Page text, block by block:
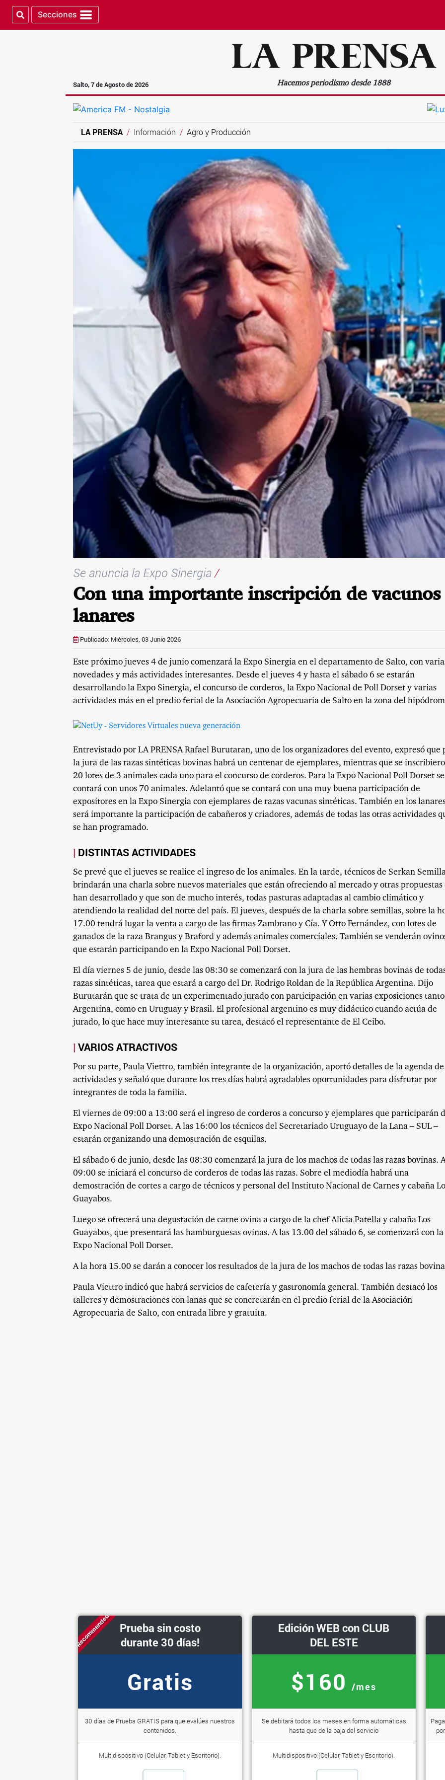
Secciones
Salto, 7 de Agosto de 2026 Hacemos periodismo desde 1888
LA PRENSA Información Agro y Producción
Se anuncia la Expo Sinergia/
Con una importante inscripción de vacunos
lanares
Publicado: Miércoles, 03 Junio 2026
Este próximo jueves 4 de junio comenzará la Expo Sinergia en el departamento de Salto, con
novedades y más actividades interesantes. Desde el jueves 4 y hasta el sábado 6 se estarán
desarrollando la Expo Sinergia, el concurso de corderos, la Expo Nacional de Poll Dorset y varias
actividades más en el predio ferial de la Asociación Agropecuaria de Salto en la zona del
Entrevistado por LA PRENSA Rafael Burutaran, uno de los organizadores del evento, expresó que
la jura de las razas sintéticas bovinas habrá un centenar de ejemplares, mientras que se
20 lotes de 3 animales cada uno para el concurso de corderos. Para la Expo Nacional Poll Dorset se
contará con unos 70 animales. Adelantó que se contará con una muy buena participación de
expositores en la Expo Sinergia con ejemplares de razas vacunas sintéticas. También en los
será importante la participación de cabañeros y criadores, además de todas las otras actividades
se han programado.
DISTINTAS ACTIVIDADES
Se prevé que el jueves se realice el ingreso de los animales. En la tarde, técnicos de Serkan
brindarán una charla sobre nuevos materiales que están ofreciendo al mercado y otras propuestas
han desarrollado y que son de mucho interés, todas pasturas adaptadas al cambio climático y
atendiendo la realidad del norte del país. El jueves, después de la charla sobre semillas, sobre la
17.00 tendrá lugar la venta a cargo de las firmas Zambrano y Cía. Y Otto Fernández, con lotes de
ganados de la raza Brangus y Braford y además animales comerciales. También se venderán
que estarán participando en la Expo Nacional Poll Dorset.
El día viernes 5 de junio, desde las 08:30 se comenzará con la jura de las hembras bovinas de
razas sintéticas, tarea que estará a cargo del Dr. Rodrigo Roldan de la República Argentina. Dijo
Burutarán que se trata de un experimentado jurado con participación en varias exposiciones
Argentina, como en Uruguay y Brasil. El profesional argentino es muy didáctico cuando actúa de
jurado, lo que hace muy interesante su tarea, destacó el representante de El Ceibo.
VARIOS ATRACTIVOS
Por su parte, Paula Viettro, también integrante de la organización, aportó detalles de la agenda de
actividades y señaló que durante los tres días habrá agradables oportunidades para disfrutar por
integrantes de toda la familia.
El viernes de 09:00 a 13:00 será el ingreso de corderos a concurso y ejemplares que participarán
Expo Nacional Poll Dorset. A las 16:00 los técnicos del Secretariado Uruguayo de la Lana – SUL –
estarán organizando una demostración de esquilas.
El sábado 6 de junio, desde las 08:30 comenzará la jura de los machos de todas las razas bovinas.
09:00 se iniciará el concurso de corderos de todas las razas. Sobre el mediodía habrá una
demostración de cortes a cargo de técnicos y personal del Instituto Nacional de Carnes y cabaña
Guayabos.
Luego se ofrecerá una degustación de carne ovina a cargo de la chef Alicia Patella y cabaña Los
Guayabos, que presentará las hamburguesas ovinas. A las 13.00 del sábado 6, se comenzará con la
Expo Nacional Poll Dorset.
A la hora 15.00 se darán a conocer los resultados de la jura de los machos de todas las razas
Paula Viettro indicó que habrá servicios de cafetería y gastronomía general. También destacó los
talleres y demostraciones con lanas que se concretarán en el predio ferial de la Asociación
Agropecuaria de Salto, con entrada libre y gratuita.
Recommended
Prueba sin costo
durante 30 días!
Gratis
30 días de Prueba GRATIS para que evalúes nuestros
contenidos.
Multidispositivo (Celular, Tablet y Escritorio).
Edición WEB con CLUB
DEL ESTE
$160 /mes
Se debitará todos los meses en forma automáticas
hasta que de la baja del servicio
Multidispositivo (Celular, Tablet y Escritorio).